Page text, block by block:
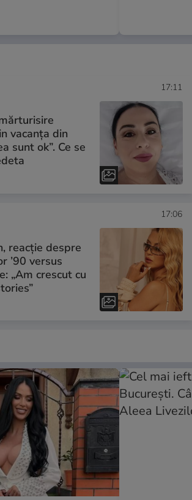
17:11
vacanța din
sunt ok”. Ce se
17:06
reacție despre
’90 versus
„Am crescut cu